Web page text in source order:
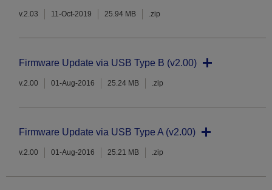
v.2.03 11-Oct-2019 25.94 MB .zip
Firmware Update via USB Type B (v2.00)
v.2.00 01-Aug-2016 25.24 MB .zip
Firmware Update via USB Type A (v2.00)
v.2.00 01-Aug-2016 25.21 MB .zip